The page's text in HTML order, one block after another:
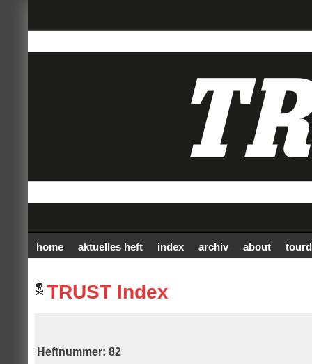
home aktuelles heft index archiv about
TRUST Index
Heftnummer: 82